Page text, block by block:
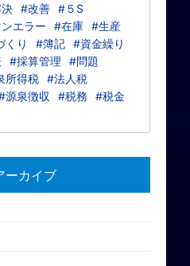
#改善 #５S
エラー #在庫 #生産
くり #簿記 #資金繰り
#採算管理
#問題
所得税 #法人税
源泉徴収 #税務
#税金
ーカイブ